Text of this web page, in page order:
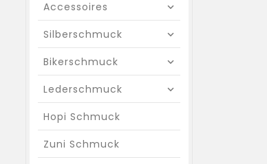
Accessoires
Silberschmuck
Bikerschmuck
Lederschmuck
Hopi Schmuck
Zuni Schmuck